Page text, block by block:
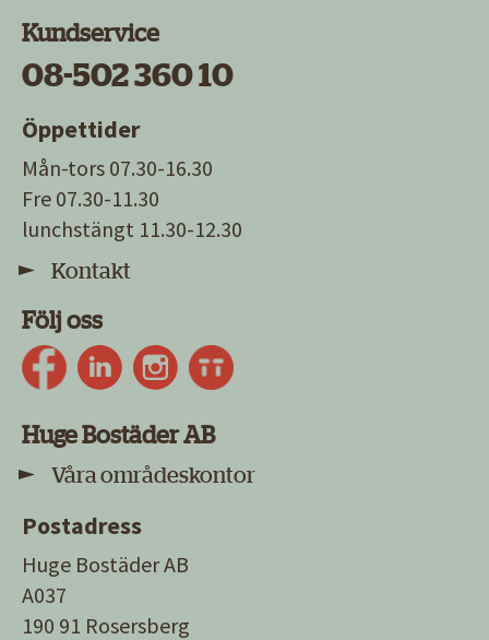
Kundservice
08-502 360 10
Öppettider
Mån-tors 07.30-16.30
Fre 07.30-11.30
lunchstängt 11.30-12.30
Kontakt
Följ oss
Huge Bostäder AB
Våra områdeskontor
Postadress
Huge Bostäder AB
A037
190 91 Rosersberg